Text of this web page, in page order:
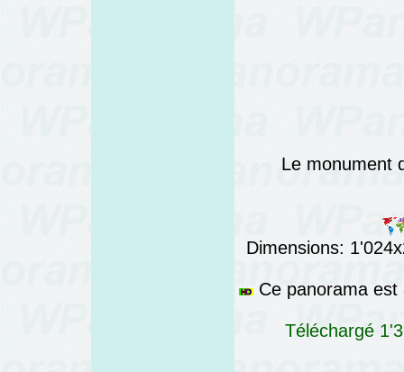
Le monument
Dimensions:
Ce panorama est
Téléchargé